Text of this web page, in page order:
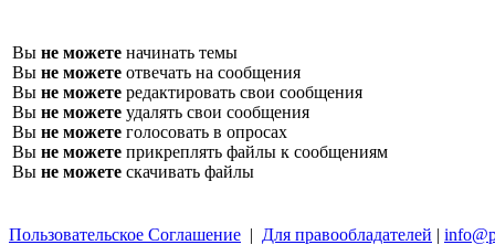
Вы не можете начинать темы
Вы не можете отвечать на сообщения
Вы не можете редактировать свои сообщения
Вы не можете удалять свои сообщения
Вы не можете голосовать в опросах
Вы не можете прикреплять файлы к сообщениям
Вы не можете скачивать файлы
Пользовательское Соглашение | Для правообладателей |